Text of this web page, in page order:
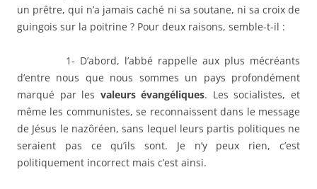
un prêtre, qui n’a jamais caché ni sa soutane, ni sa croix de
guingois sur la poitrine ? Pour deux raisons, semble-t-il :
1- D’abord, l’abbé rappelle aux plus mécréants
d’entre nous que nous sommes un pays profondément
marqué par les valeurs évangéliques. Les socialistes, et
même les communistes, se reconnaissent dans le message
de Jésus le nazôréen, sans lequel leurs partis politiques ne
seraient pas ce qu’ils sont. Je n’y peux rien, c’est
politiquement incorrect mais c’est ainsi.